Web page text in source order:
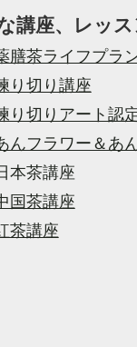
講座、レッス
膳茶ライフプラ
り切り講座
り切りアート認
んフラワー＆あ
本茶講座
国茶講座
茶講座